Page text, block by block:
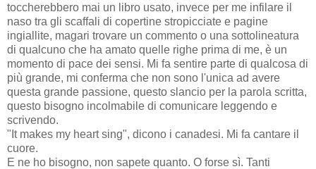
toccherebbero mai un libro usato, invece per me infilare il
naso tra gli scaffali di copertine stropicciate e pagine
ingiallite, magari trovare un commento o una sottolineatura
di qualcuno che ha amato quelle righe prima di me, è un
momento di pace dei sensi. Mi fa sentire parte di qualcosa di
più grande, mi conferma che non sono l'unica ad avere
questa grande passione, questo slancio per la parola scritta,
questo bisogno incolmabile di comunicare leggendo e
scrivendo.
"It makes my heart sing", dicono i canadesi. Mi fa cantare il
cuore.
E ne ho bisogno, non sapete quanto. O forse sì. Tanti